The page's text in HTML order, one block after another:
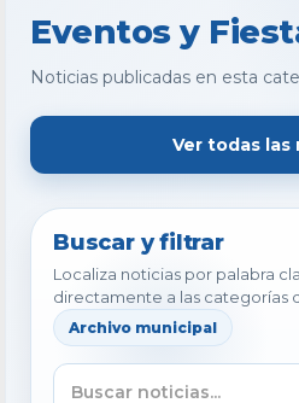
Eventos y
Noticias publicadas en esta
Ver todas las
Buscar y filtrar
Localiza noticias por palabra
directamente a las categorías
Archivo municipal